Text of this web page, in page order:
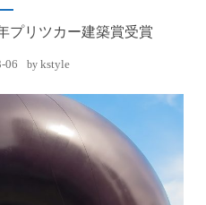
プリツカー建築賞受賞
06 by kstyle